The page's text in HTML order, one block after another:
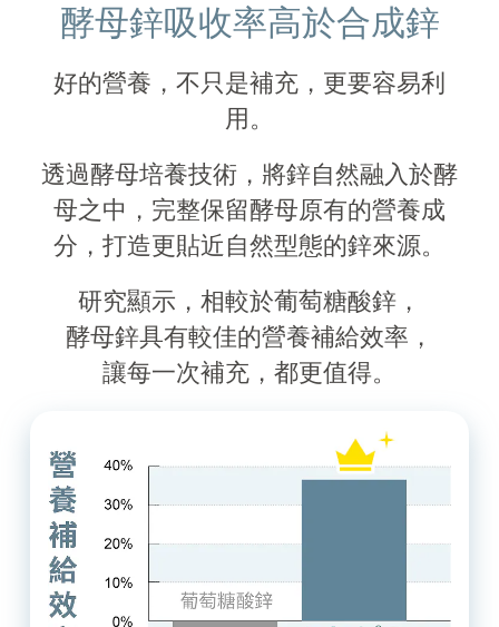
酵母鋅吸收率高於合成鋅
好的營養，不只是補充，更要容易利
用。
透過酵母培養技術，將鋅自然融入於酵
母之中，完整保留酵母原有的營養成
分， 打造更貼近自然型態的鋅來源。
研究顯示，相較於葡萄糖酸鋅，
酵母鋅具有較佳的營養補給效率，
讓每一次補充，都更值得。